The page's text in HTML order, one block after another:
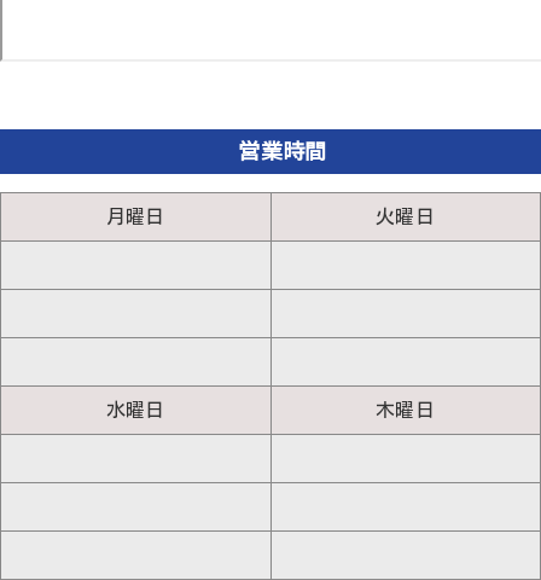
営業時間
月曜日 火曜日
水曜日 木曜日